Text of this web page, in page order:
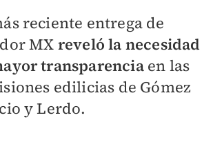
reciente entrega de
MX reveló la necesidad
transparenciaen las
edilicias de Gómez
y Lerdo.